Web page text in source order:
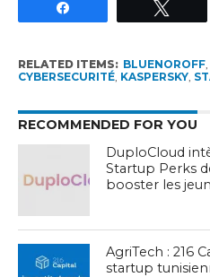
RELATED ITEMS: BLUENOROFF,
CYBERSECURITÉ, KASPERSKY,
RECOMMENDED FOR YOU
DuploCloud
Startup Perks
booster les
AgriTech : 216
startup